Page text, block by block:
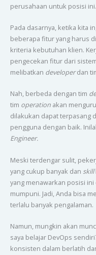
perusahaan untuk posisi ini.
Pada dasarnya, ketika kita
beberapa fitur yang harus
kriteria kebutuhan klien.
pengecekan fitur dari
melibatkan developerdan
Nah, berbeda dengan tim
tim operation akan
dilakukan dapat terpasang
pengguna dengan baik.
Engineer.
Meski terdengar sulit,
yang cukup banyak dan skill
yang menawarkan posisi
mumpuni. Jadi, Anda bisa
terlalu banyak pengalaman.
Namun, mungkin akan
saya belajar DevOps
konsisten dalam berlatih